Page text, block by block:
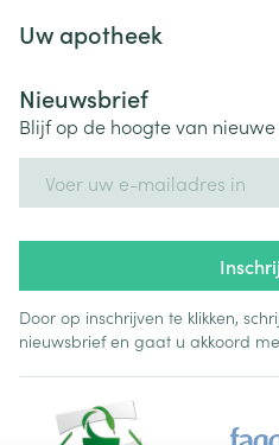
Uw apotheek
Nieuwsbrief
Blijf op de hoogte van
Door op inschrijven te klikken,
nieuwsbrief en gaat u akkoord